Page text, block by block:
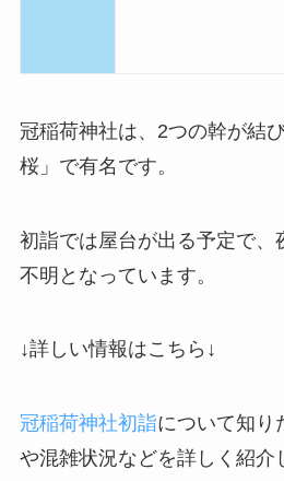
冠稲荷神社は、2つの幹が結
桜」で有名です。
初詣では屋台が出る予定で、
不明となっています。
↓詳しい情報はこちら↓
冠稲荷神社初詣について知り
や混雑状況などを詳しく紹介